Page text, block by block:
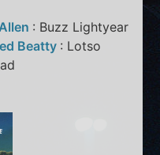
: Buzz Lightyear
Beatty : Lotso